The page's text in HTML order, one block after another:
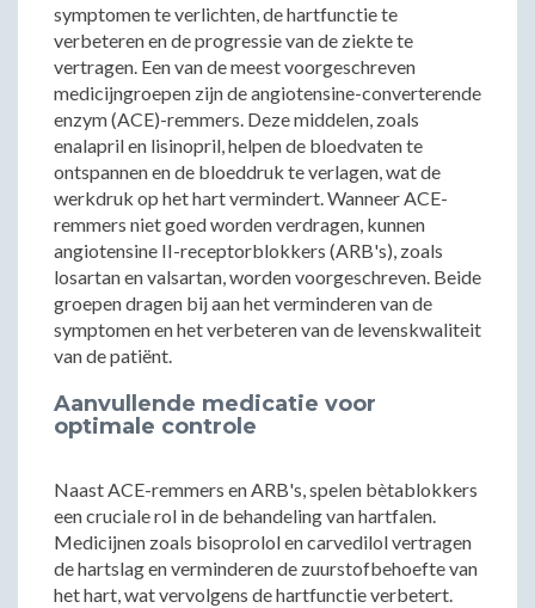
symptomen te verlichten, de hartfunctie te
verbeteren en de progressie van de ziekte te
vertragen. Een van de meest voorgeschreven
medicijngroepen zijn de angiotensine-converterende
enzym (ACE)-remmers. Deze middelen, zoals
enalapril en lisinopril, helpen de bloedvaten te
ontspannen en de bloeddruk te verlagen, wat de
werkdruk op het hart vermindert. Wanneer ACE-
remmers niet goed worden verdragen, kunnen
angiotensine II-receptorblokkers (ARB's), zoals
losartan en valsartan, worden voorgeschreven. Beide
groepen dragen bij aan het verminderen van de
symptomen en het verbeteren van de levenskwaliteit
van de patiënt.
Aanvullende medicatie voor
optimale controle
Naast ACE-remmers en ARB's, spelen bètablokkers
een cruciale rol in de behandeling van hartfalen.
Medicijnen zoals bisoprolol en carvedilol vertragen
de hartslag en verminderen de zuurstofbehoefte van
het hart, wat vervolgens de hartfunctie verbetert.